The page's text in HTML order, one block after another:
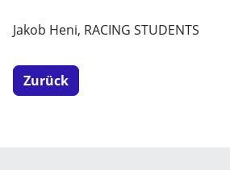
Jakob Heni, RACING STUDENTS
Zurück